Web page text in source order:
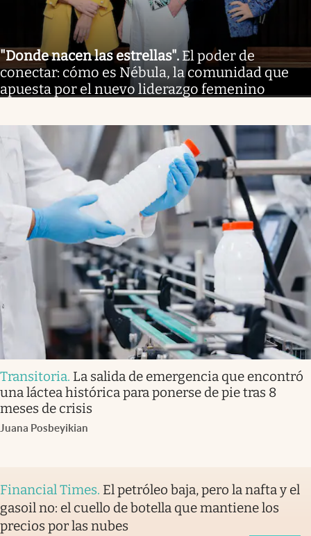
"Donde nacen las estrellas". El poder de
conectar: cómo es Nébula, la comunidad que
apuesta por el nuevo liderazgo femenino
Transitoria. La salida de emergencia que encontró
una láctea histórica para ponerse de pie tras 8
meses de crisis
Juana Posbeyikian
Financial Times. El petróleo baja, pero la nafta y el
gasoil no: el cuello de botella que mantiene los
precios por las nubes